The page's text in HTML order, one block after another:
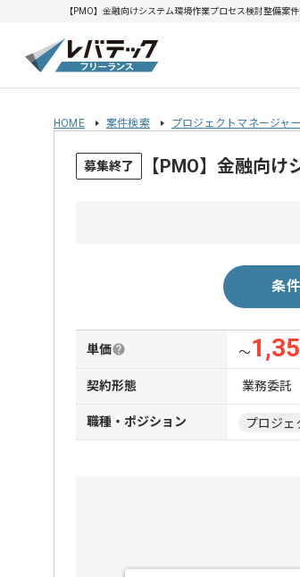
【PMO】金融向けシステム環境作業プロセス検討整備
HOME 案件検索 プロジェクトマネージャ
募集終了 【PMO】金融向
条
単価 〜
契約形態 業務委託
職種・ポジション プロジェ